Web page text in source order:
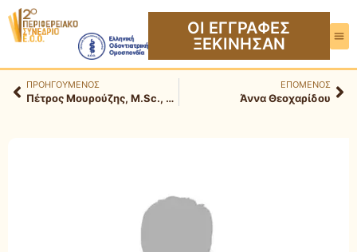
ΟΙ ΕΓΓΡΑΦΕΣ
ΞΕΚΙΝΗΣΑΝ
ΠΡΟΗΓΟΥΜΕΝΟΣ
Πέτρος Μουρούζης, M.Sc., Ph.D.
ΕΠΟΜΕΝΟΣ
Άννα Θεοχαρίδου